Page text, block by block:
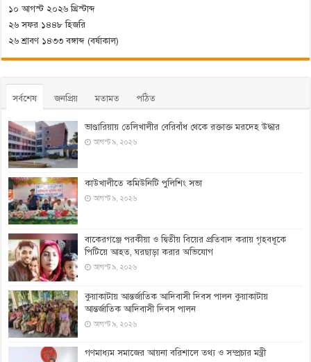
১০ আগস্ট ২০২৬ খ্রিস্টাব্দ
২৬ সফর ১৪৪৮ হিজরি
২৬ শ্রাবণ ১৪৩৩ বঙ্গাব্দ (বর্ষাকাল)
সর্বশেষ জনপ্রিয় মতামত পঠিত
ভাণ্ডারিয়ায় তেলিখালীর বেরিবাঁধ থেকে রক্তাক্ত মরদেহ উদ্ধার
আগস্ট ৯, ২০২৬
কাউখালীতে কমিউনিটি পুলিশিং সভা
আগস্ট ৯, ২০২৬
বাকেরগঞ্জে পরকীয়া ও দ্বিতীয় বিয়ের প্রতিবাদ করায় গৃহবধূকে
পিটিয়ে আহত, ঘরছাড়া করার অভিযোগ
আগস্ট ৯, ২০২৬
কুয়াকাটায় আন্তর্জাতিক আদিবাসী দিবস পালন কুয়াকাটায়
আন্তর্জাতিক আদিবাসী দিবস পালন
আগস্ট ৯, ২০২৬
গণমাধ্যম সমাজের আয়না বরিশালে তথ্য ও সম্প্রচার মন্ত্রী